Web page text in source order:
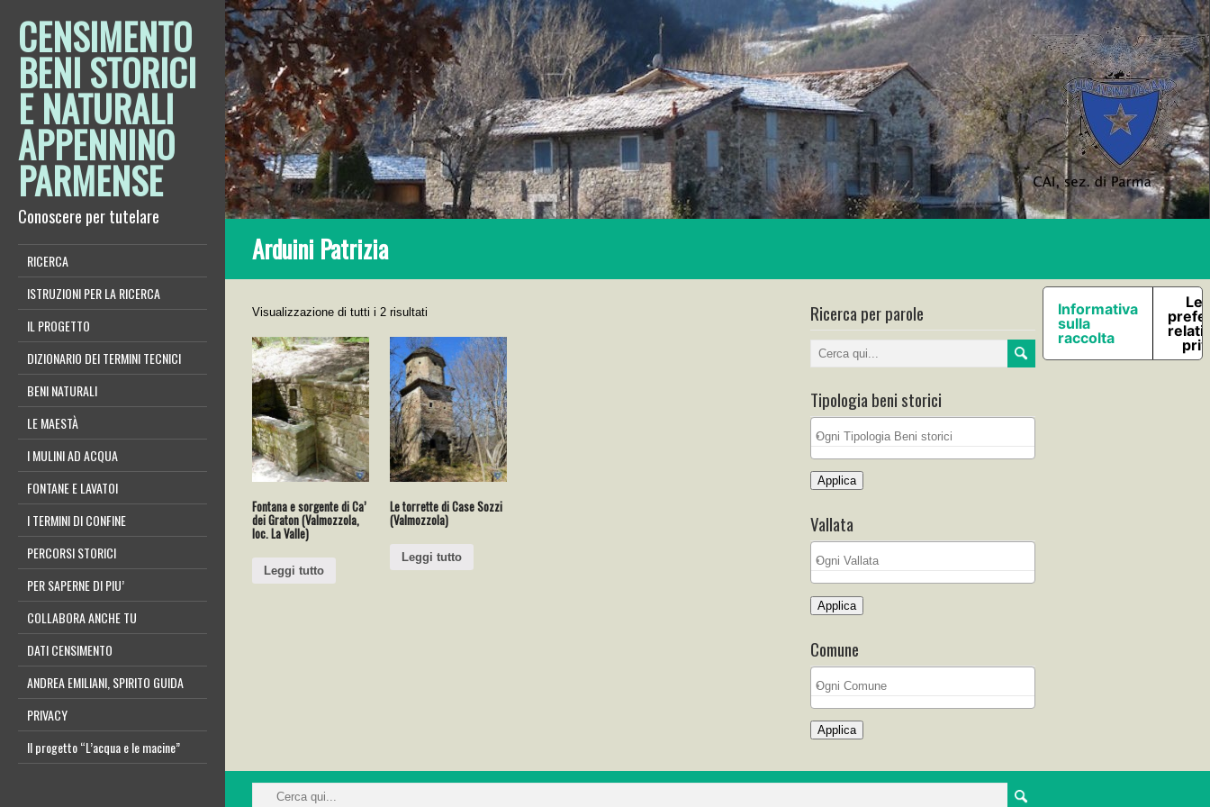
CENSIMENTO
BENI STORICI
E NATURALI
APPENNINO
PARMENSE
Conoscere per tutelare
RICERCA
ISTRUZIONI PER LA RICERCA
IL PROGETTO
DIZIONARIO DEI TERMINI TECNICI
BENI NATURALI
LE MAESTÀ
I MULINI AD ACQUA
FONTANE E LAVATOI
I TERMINI DI CONFINE
PERCORSI STORICI
PER SAPERNE DI PIU’
COLLABORA ANCHE TU
DATI CENSIMENTO
ANDREA EMILIANI, SPIRITO GUIDA
PRIVACY
Il progetto “L’acqua e le macine”
Arduini Patrizia
Visualizzazione di tutti i 2 risultati
Fontana e sorgente di Ca’
dei Graton (Valmozzola,
loc. La Valle)
Leggi tutto
Le torrette di Case Sozzi
(Valmozzola)
Leggi tutto
Ricerca per parole
Tipologia beni storici
Applica
Vallata
Applica
Comune
Applica
Informativa
sulla
raccolta
Le